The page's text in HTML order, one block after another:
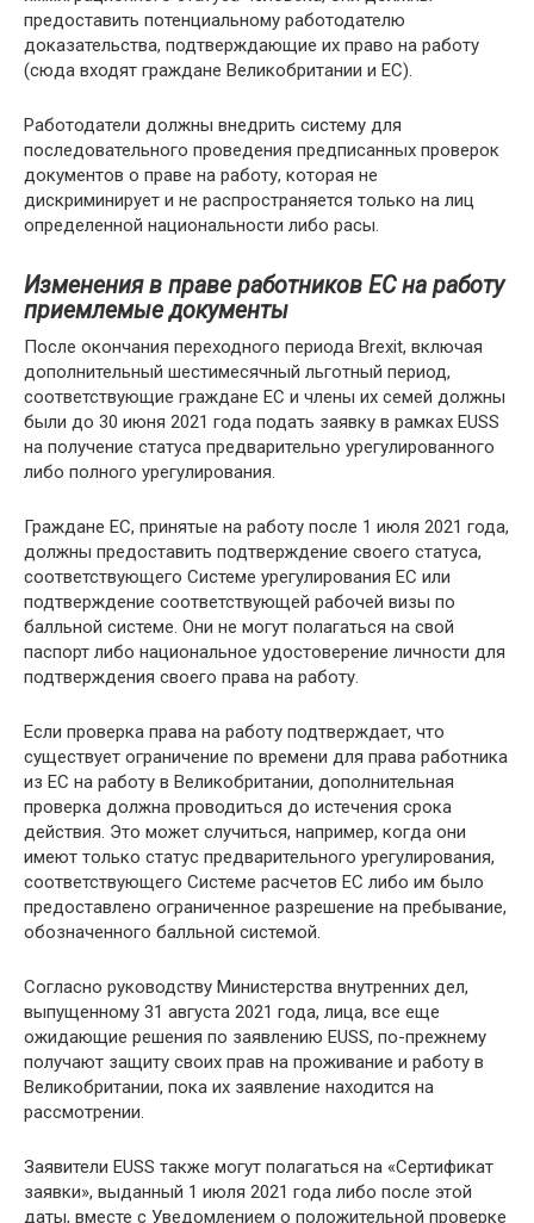
предоставить потенциальному работодателю
доказательства, подтверждающие их право на работу
(сюда входят граждане Великобритании и ЕС).
Работодатели должны внедрить систему для
последовательного проведения предписанных проверок
документов о праве на работу, которая не
дискриминирует и не распространяется только на лиц
определенной национальности либо расы.
Изменения в праве работников ЕС на работу
приемлемые документы
После окончания переходного периода Brexit, включая
дополнительный шестимесячный льготный период,
соответствующие граждане ЕС и члены их семей должны
были до 30 июня 2021 года подать заявку в рамках EUSS
на получение статуса предварительно урегулированного
либо полного урегулирования.
Граждане ЕС, принятые на работу после 1 июля 2021 года,
должны предоставить подтверждение своего статуса,
соответствующего Системе урегулирования ЕС или
подтверждение соответствующей рабочей визы по
балльной системе. Они не могут полагаться на свой
паспорт либо национальное удостоверение личности для
подтверждения своего права на работу.
Если проверка права на работу подтверждает, что
существует ограничение по времени для права работника
из ЕС на работу в Великобритании, дополнительная
проверка должна проводиться до истечения срока
действия. Это может случиться, например, когда они
имеют только статус предварительного урегулирования,
соответствующего Системе расчетов ЕС либо им было
предоставлено ограниченное разрешение на пребывание,
обозначенного балльной системой.
Согласно руководству Министерства внутренних дел,
выпущенному 31 августа 2021 года, лица, все еще
ожидающие решения по заявлению EUSS, по-прежнему
получают защиту своих прав на проживание и работу в
Великобритании, пока их заявление находится на
рассмотрении.
Заявители EUSS также могут полагаться на «Сертификат
заявки», выданный 1 июля 2021 года либо после этой
даты, вместе с Уведомлением о положительной проверке